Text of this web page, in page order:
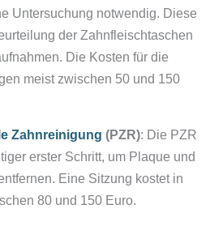
Untersuchung notwendig. Diese
der Zahnfleischtaschen
Die Kosten für die
meist zwischen 50 und 150
Zahnreinigung (PZR): Die PZR
erster Schritt, um Plaque und
Eine Sitzung kostet in
80 und 150 Euro.